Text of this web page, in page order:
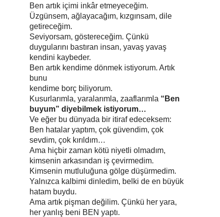
Ben artık içimi inkâr etmeyeceğim.
Üzgünsem, ağlayacağım, kızgınsam, dile
getireceğim.
Seviyorsam, göstereceğim. Çünkü
duygularını bastıran insan, yavaş yavaş
kendini kaybeder.
Ben artık kendime dönmek istiyorum. Artık
bunu
kendime borç biliyorum.
Kusurlarımla, yaralarımla, zaaflarımla “Ben
buyum” diyebilmek istiyorum…
Ve eğer bu dünyada bir itiraf edeceksem:
Ben hatalar yaptım, çok güvendim, çok
sevdim, çok kırıldım…
Ama hiçbir zaman kötü niyetli olmadım,
kimsenin arkasından iş çevirmedim.
Kimsenin mutluluğuna gölge düşürmedim.
Yalnızca kalbimi dinledim, belki de en büyük
hatam buydu.
Ama artık pişman değilim. Çünkü her yara,
her yanlış beni BEN yaptı.